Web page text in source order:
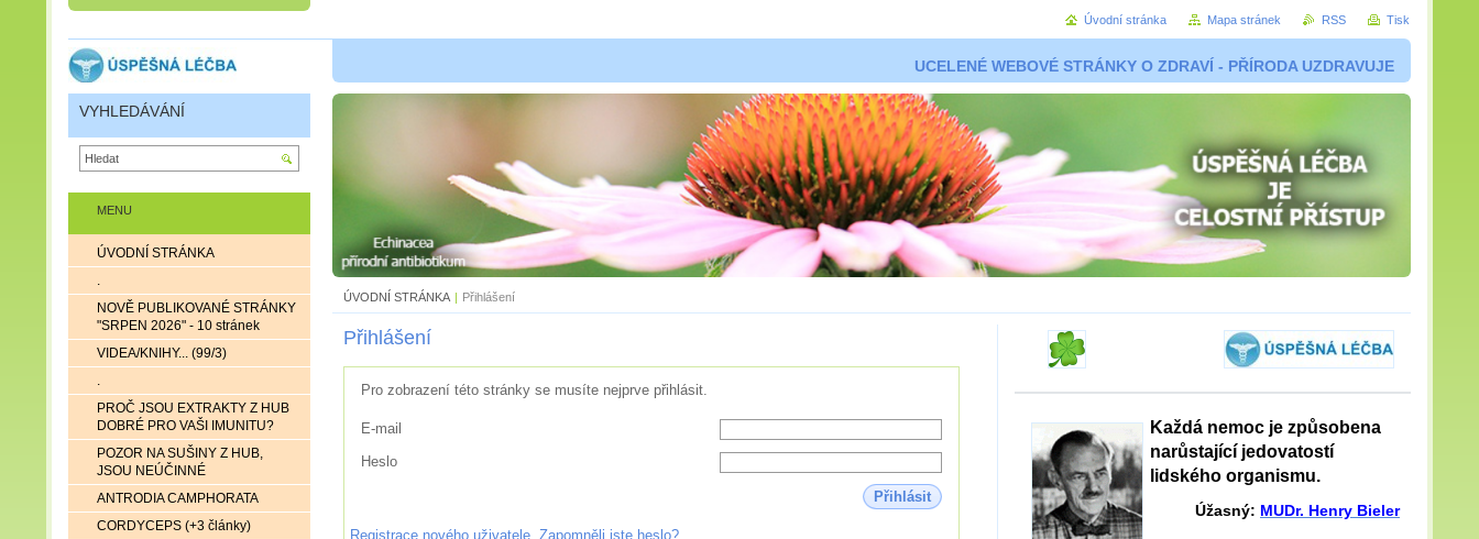
UCELENÉ WEBOVÉ STRÁNKY O ZDRAVÍ - PŘÍRODA UZDRAVUJE
ÚVODNÍ STRÁNKA | Přihlášení
Přihlášení
Pro zobrazení této stránky se musíte nejprve přihlásit.
E-mail
Heslo
Přihlásit
Registrace nového uživatele Zapomněli jste heslo?
Každá nemoc je způsobena
narůstající jedovatostí
lidského organismu.
Úžasný: MUDr. Henry Bieler
MENU
ÚVODNÍ STRÁNKA
.
NOVĚ PUBLIKOVANÉ STRÁNKY
"SRPEN 2026" - 10 stránek
VIDEA/KNIHY... (99/3)
.
PROČ JSOU EXTRAKTY Z HUB
DOBRÉ PRO VAŠI IMUNITU?
POZOR NA SUŠINY Z HUB,
JSOU NEÚČINNÉ
ANTRODIA CAMPHORATA
CORDYCEPS (+3 články)
VYHLEDÁVÁNÍ
Úvodní stránka Mapa stránek RSS Tisk